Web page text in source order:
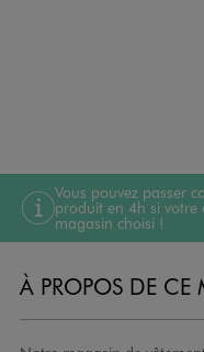
Vous pouvez passer
produit en 4h si votre
magasin choisi !
À PROPOS DE CE